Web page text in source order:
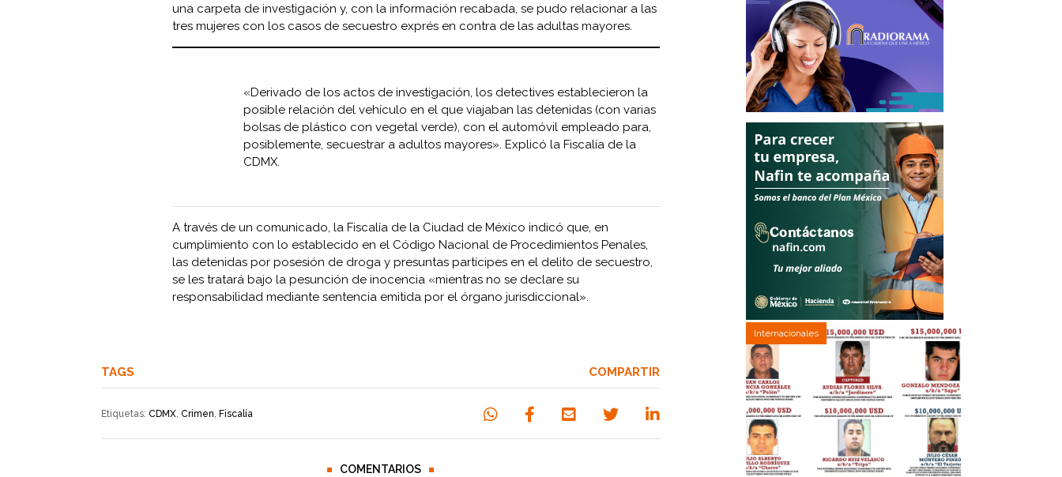
una carpeta de investigación y, con la información recabada, se pudo relacionar a las
tres mujeres con los casos de secuestro exprés en contra de las adultas mayores.
«Derivado de los actos de investigación, los detectives establecieron la
posible relación del vehículo en el que viajaban las detenidas (con varias
bolsas de plástico con vegetal verde), con el automóvil empleado para,
posiblemente, secuestrar a adultos mayores». Explicó la Fiscalía de la
CDMX.
A través de un comunicado, la Fiscalía de la Ciudad de México indicó que, en
cumplimiento con lo establecido en el Código Nacional de Procedimientos Penales,
las detenidas por posesión de droga y presuntas partícipes en el delito de secuestro,
se les tratará bajo la pesunción de inocencia «mientras no se declare su
responsabilidad mediante sentencia emitida por el órgano jurisdiccional».
TAGS
Etiquetas: CDMX, Crimen, Fiscalía
COMPARTIR
COMENTARIOS
Internacionales